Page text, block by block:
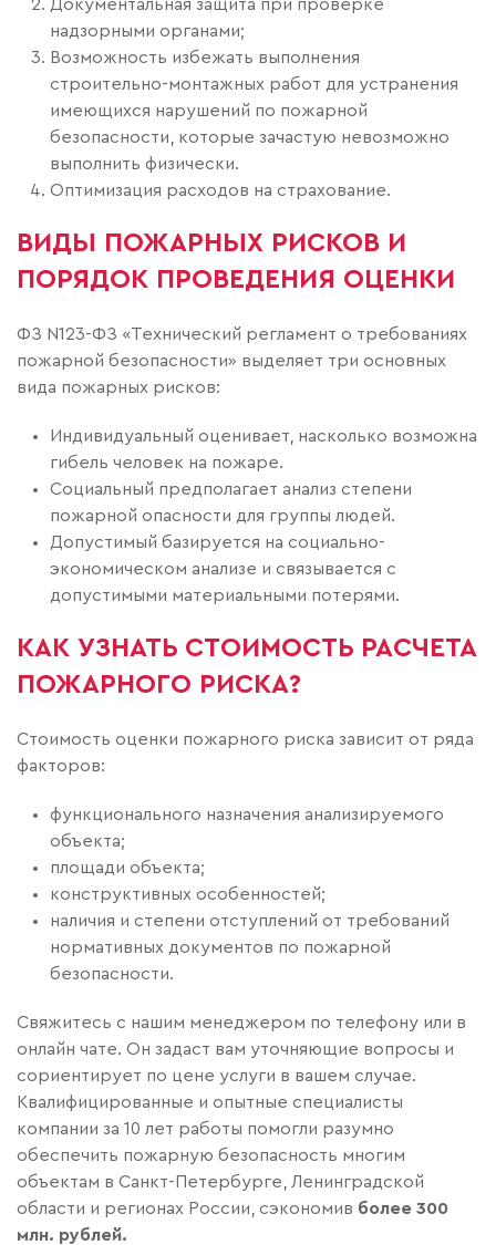
Документальная защита при проверке
надзорными органами;
Возможность избежать выполнения
строительно-монтажных работ для устранения
имеющихся нарушений по пожарной
безопасности, которые зачастую невозможно
выполнить физически.
Оптимизация расходов на страхование.
ВИДЫ ПОЖАРНЫХ РИСКОВ И
ПОРЯДОК ПРОВЕДЕНИЯ ОЦЕНКИ
ФЗ N123-ФЗ «Технический регламент о требованиях
пожарной безопасности» выделяет три основных
вида пожарных рисков:
Индивидуальный оценивает, насколько возможна
гибель человек на пожаре.
Социальный предполагает анализ степени
пожарной опасности для группы людей.
Допустимый базируется на социально-
экономическом анализе и связывается с
допустимыми материальными потерями.
КАК УЗНАТЬ СТОИМОСТЬ РАСЧЕТА
ПОЖАРНОГО РИСКА?
Стоимость оценки пожарного риска зависит от ряда
факторов:
функционального назначения анализируемого
объекта;
площади объекта;
конструктивных особенностей;
наличия и степени отступлений от требований
нормативных документов по пожарной
безопасности.
Свяжитесь с нашим менеджером по телефону или в
онлайн чате. Он задаст вам уточняющие вопросы и
сориентирует по цене услуги в вашем случае.
Квалифицированные и опытные специалисты
компании за 10 лет работы помогли разумно
обеспечить пожарную безопасность многим
объектам в Санкт-Петербурге, Ленинградской
области и регионах России, сэкономив более 300
млн. рублей.